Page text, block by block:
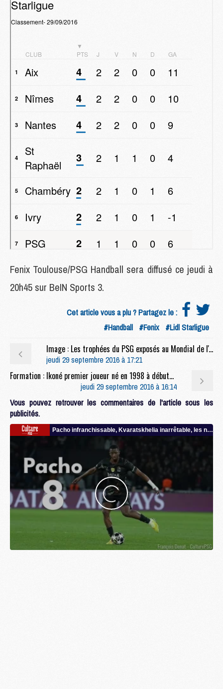
Fenix Toulouse/PSG Handball sera diffusé ce jeudi à
20h45 sur BeIN Sports 3.
Cet article vous a plu ? Partagez le :
#Handball #Fenix #Lidl Starligue
Image : Les trophées du PSG exposés au Mondial de l'Auto
jeudi 29 septembre 2016 à 17:21
Formation : Ikoné premier joueur né en 1998 à débuter avec le PSG
jeudi 29 septembre 2016 à 16:14
Vous pouvez retrouver les commentaires de l'article sous les
publicités.